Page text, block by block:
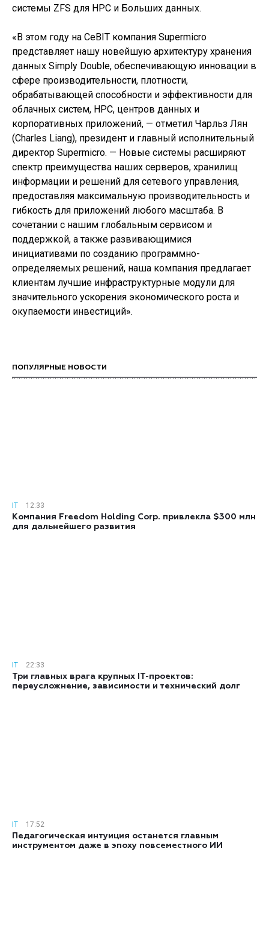
системы ZFS для HPC и Больших данных.
«В этом году на CeBIT компания Supermicro
представляет нашу новейшую архитектуру хранения
данных Simply Double, обеспечивающую инновации в
сфере производительности, плотности,
обрабатывающей способности и эффективности для
облачных систем, НРС, центров данных и
корпоративных приложений, — отметил Чарльз Лян
(Сharles Liang), президент и главный исполнительный
директор Supermicro. — Новые системы расширяют
спектр преимущества наших серверов, хранилищ
информации и решений для сетевого управления,
предоставляя максимальную производительность и
гибкость для приложений любого масштаба. В
сочетании с нашим глобальным сервисом и
поддержкой, а также развивающимися
инициативами по созданию программно-
определяемых решений, наша компания предлагает
клиентам лучшие инфраструктурные модули для
значительного ускорения экономического роста и
окупаемости инвестиций».
ПОПУЛЯРНЫЕ НОВОСТИ
IT
12:33
Компания Freedom Holding Corp. привлекла $300 млн
для дальнейшего развития
IT
22:33
Три главных врага крупных IT-проектов:
переусложнение, зависимости и технический долг
IT
17:52
Педагогическая интуиция останется главным
инструментом даже в эпоху повсеместного ИИ